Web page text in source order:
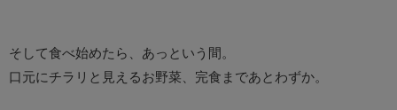
そして食べ始めたら、あっという間。
口元にチラリと見えるお野菜、完食まであとわずか。